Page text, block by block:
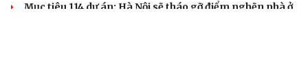
Mục tiêu 114 dự án: Hà Nội sẽ tháo gỡ điểm nghẽn nhà ở